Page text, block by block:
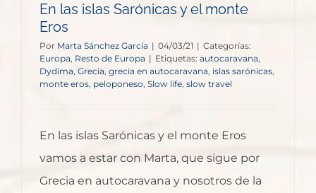
En las islas Sarónicas y el monte
Eros
Por Marta Sánchez García | 04/03/21 | Categorías:
Europa, Resto de Europa | Etiquetas: autocaravana,
Dydima, Grecia, grecia en autocaravana, islas sarónicas,
monte eros, peloponeso, Slow life, slow travel
En las islas Sarónicas y el monte Eros
vamos a estar con Marta, que sigue por
Grecia en autocaravana y nosotros de la